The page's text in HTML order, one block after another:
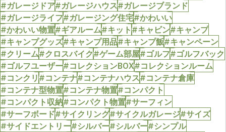
#ガレージドア#ガレージハウス#ガレージブランド
#ガレージライフ#ガレージング住宅#かわいい
#かわいい物置#ギアルーム#キット#キャビン#キャンプ
#キャンプグッズ#キャンプ用品#キャンプ飯#キャンペーン
#クリーム#クロスバイク#ゲーム部屋#ゴルフ#ゴルフバック
#ゴルフユーザー#コレクションBOX#コレクションルーム
#コンクリ#コンテナ#コンテナハウス#コンテナ倉庫
#コンテナ型物置#コンテナ物置#コンパクト
#コンパクト収納#コンパクト物置#サーフィン
#サーフボード#サイクリング#サイクルガレージ#サイズ
#サイドエントリー#シルバー#シルバー#シンプル